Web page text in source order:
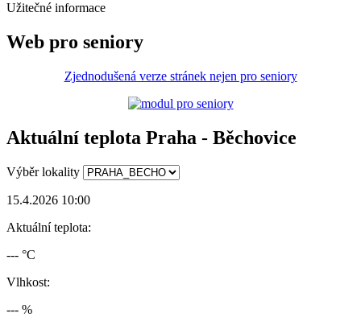
Užitečné informace
Web pro seniory
Zjednodušená verze stránek nejen pro seniory
Aktuální teplota Praha - Běchovice
Výběr lokality
15.4.2026 10:00
Aktuální teplota:
--- °C
Vlhkost:
--- %